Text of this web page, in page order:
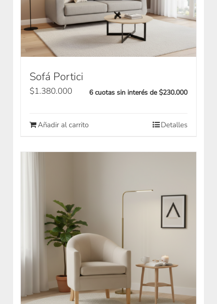
Sofá Portici
$1.380.000 6 cuotas sin interés de $230.000
Añadir al carrito Detalles